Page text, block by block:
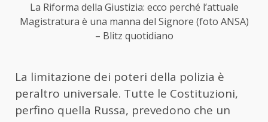
La Riforma della Giustizia: ecco perché l’attuale
Magistratura è una manna del Signore (foto ANSA)
– Blitz quotidiano
La limitazione dei poteri della polizia è
peraltro universale. Tutte le Costituzioni,
perfino quella Russa, prevedono che un